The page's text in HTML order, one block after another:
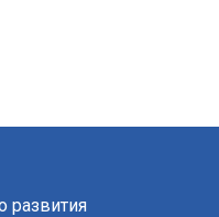
развития